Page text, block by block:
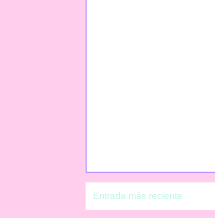
Entrada más reciente